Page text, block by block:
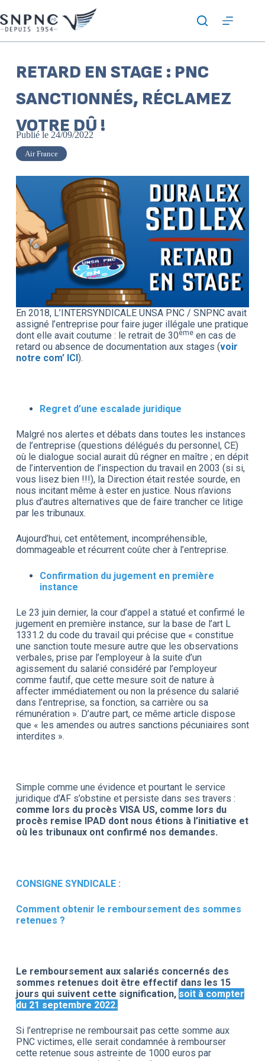
RETARD EN STAGE : PNC
SANCTIONNÉS, RÉCLAMEZ
VOTRE DÛ !
Publié le 24/09/2022
Air France
En 2018, L’INTERSYNDICALE UNSA PNC / SNPNC avait
assigné l’entreprise pour faire juger illégale une pratique
dont elle avait coutume : le retrait de 30èmeen cas de
retard ou absence de documentation aux stages (voir
notre com’ ICI).
Regret d’une escalade juridique
Malgré nos alertes et débats dans toutes les instances
de l’entreprise (questions délégués du personnel, CE)
où le dialogue social aurait dû régner en maître ; en dépit
de l’intervention de l’inspection du travail en 2003 (si si,
vous lisez bien !!!), la Direction était restée sourde, en
nous incitant même à ester en justice. Nous n’avions
plus d’autres alternatives que de faire trancher ce litige
par les tribunaux.
Aujourd’hui, cet entêtement, incompréhensible,
dommageable et récurrent coûte cher à l’entreprise.
Confirmation du jugement en première
instance
Le 23 juin dernier, la cour d’appel a statué et confirmé le
jugement en première instance, sur la base de l’art L
1331.2 du code du travail qui précise que « constitue
une sanction toute mesure autre que les observations
verbales, prise par l’employeur à la suite d’un
agissement du salarié considéré par l’employeur
comme fautif, que cette mesure soit de nature à
affecter immédiatement ou non la présence du salarié
dans l’entreprise, sa fonction, sa carrière ou sa
rémunération ». D’autre part, ce même article dispose
que « les amendes ou autres sanctions pécuniaires sont
interdites ».
Simple comme une évidence et pourtant le service
juridique d’AF s’obstine et persiste dans ses travers :
comme lors du procès VISA US, comme lors du
procès remise IPAD dont nous étions à l’initiative et
où les tribunaux ont confirmé nos demandes.
CONSIGNE SYNDICALE :
Comment obtenir le remboursement des sommes
retenues ?
Le remboursement aux salariés concernés des
sommes retenues doit être effectif dans les 15
jours qui suivent cette signification, soit à compter
du21 septembre 2022.
Si l’entreprise ne remboursait pas cette somme aux
PNC victimes, elle serait condamnée à rembourser
cette retenue sous astreinte de 1000 euros par